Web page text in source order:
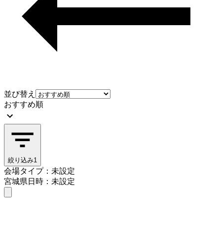
並び替え
おすすめ順
絞り込み1
会場タイプ：未設定
宮城県日時：未設定